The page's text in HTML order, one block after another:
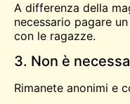
A differenza della
necessario pagare
con le ragazze.
3. Non è
Rimanete anonimi e